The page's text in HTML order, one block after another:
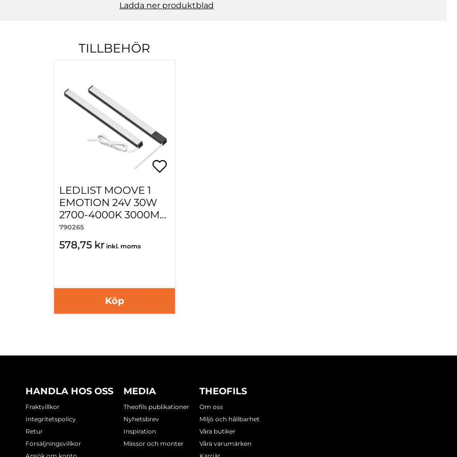
Ladda ner produktblad
TILLBEHÖR
LEDLIST MOOVE 1
EMOTION 24V 30W
2700-4000K 3000MM
BLACK
790265
578,75 kr inkl. moms
Köp
HANDLA HOS OSS
Fraktvillkor
Integritetspolicy
Retur
Försäljningsvillkor
MEDIA
Theofils publikationer
Nyhetsbrev
Inspiration
Mässor och monter
THEOFILS
Om oss
Miljö och hållbarhet
Våra butiker
Våra varumärken